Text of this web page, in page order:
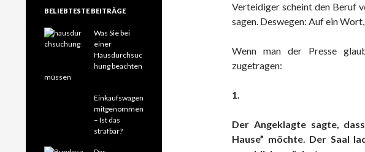
Verteidiger scheint den Beruf
sagen. Deswegen: Auf ein
Wenn man der Presse
zugetragen:
1.
Der Angeklagte sagte,
Hause” möchte. Der Saal
BELIEBTESTE BEITRÄGE
Was Sie bei
einer
Hausdurchsuc
hung beachten
müssen
Einkaufswagen
mitgenommen
– Ist das
strafbar?